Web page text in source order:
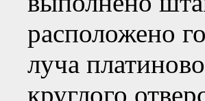
расположено
луча
круглого